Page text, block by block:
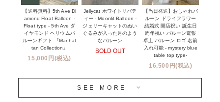
※コンフェッティバルーン -プリント内容-
プリントサービス
前撮り写真バルーン特集
姉妹店＆関連ショップについて
安心のチャビーバルーン
【送料無料】5th Ave Di
amond Float Balloon -
Float type - 5th Ave ダ
イヤモンド ヘリウムバ
ルーンギフト 『Manhat
tan Collection』
15,000円(税込)
Jellycat ホワイトリバテ
ィー - Moonlit Balloon -
ジェリーキャットのぬい
ぐるみが入った月のよう
なバルーン
SOLD OUT
【当日発送】おしゃれバ
ルーン ドライフラワー
結婚式 開店祝い 誕生日
周年祝い バルーン電報
卓上 バルーン ロゴ 名前
入れ可能 - mystery blue
table top type-
16,500円(税込)
SEE MORE